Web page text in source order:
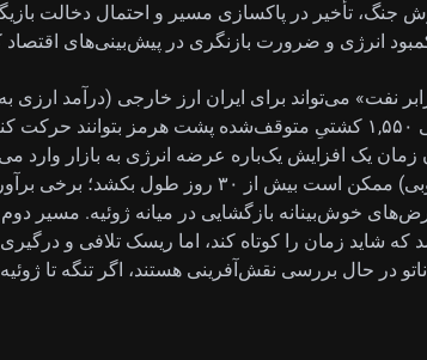
تأخیر در پاکسازی مسیر و احتمال دخالت
انرژی و ضرورت بازنگری در پیش‌بینی‌های اقتصاد
نفت» می‌تواند برای ایران ارز خارجی (درآمد ارزی
یورو) ایجاد کند، اما وقتی ۱,۵۵۰ کشتیِ متوقف‌شده پشت هرمز
یک افزایش یک‌باره عرضه انرژی به بازار وارد
پاکسازی مین‌ها (مین‌روبی) ممکن است بیش از ۳۰
خوش‌بینانه بازگشایی در میانه ژوئیه. مسیر
در حال بررسی نقش‌آفرینی هستند، اگر تنگه تا ژوئیه